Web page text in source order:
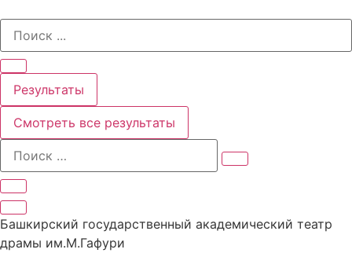
содержимому
Search
Результаты
Смотреть все результаты
Башкирский государственный академический театр
драмы им.М.Гафури